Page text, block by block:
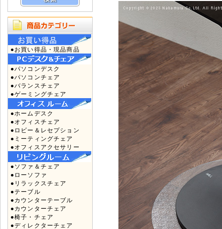
●お買い得品・現品商品
●パソコンデスク
●パソコンチェア
●バランスチェア
●ゲーミングチェア
●ホームデスク
●オフィスチェア
●ロビー＆レセプション
●ミーティングチェア
●オフィスアクセサリー
●ソファ＆チェア
●ローソファ
●リラックスチェア
●テーブル
●カウンターテーブル
●カウンターチェア
●椅子・チェア
●ディレクターチェア